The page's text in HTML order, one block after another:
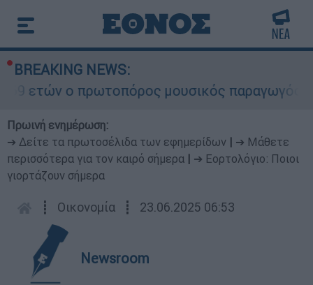
BREAKING NEWS:
ετών ο πρωτοπόρος μουσικός παραγωγός,
Πρωινή ενημέρωση:
➔ Δείτε τα πρωτοσέλιδα των εφημερίδων
➔ Μάθετε
περισσότερα για τον καιρό σήμερα
➔ Εορτολόγιο: Ποιοι
γιορτάζουν σήμερα
┋ Οικονομία ┋ 23.06.2025 06:53
Newsroom